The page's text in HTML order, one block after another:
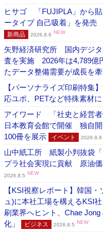
ヒサゴ 「FUJIPLA」から
ータイプ 自己吸着」を発
新商品 2026.8.6 NEW
矢野経済研究所 国内デジ
査を実施 2026年は4,789億
たデータ整備需要が成長を牽
【パーソナライズ印刷特
応ユポ、PETなど特殊素材
アイワード 「社史と経営者
日本教育会館で開催 独自
100冊を展示
イベント 2026.8.6
山中紙工所 紙製小判抜袋
プラ社会実現に貢献 原油
2026.8.5 NEW
【KSI視察レポート】韓国
ュ)に本社工場を構えるKSI
刷業界へヒント、Chae
化」
ビジネス 2026.8.5 NEW